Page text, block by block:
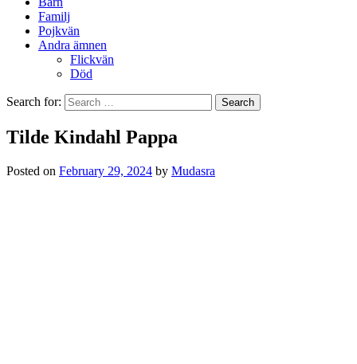
Familj
Pojkvän
Andra ämnen
Flickvän
Död
Search for:
Tilde Kindahl Pappa
Posted on February 29, 2024 by Mudasra